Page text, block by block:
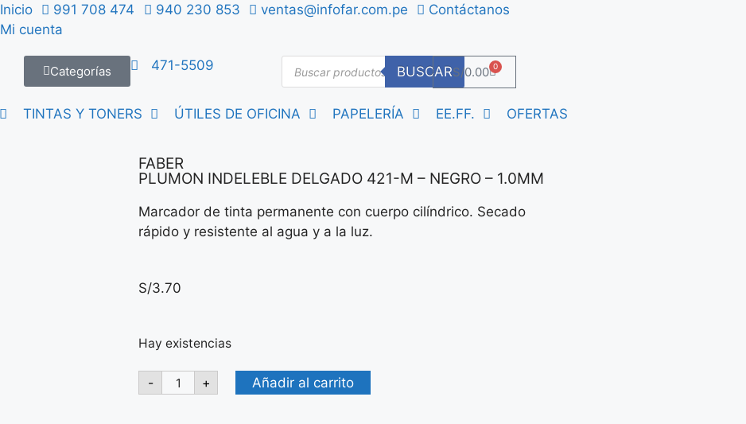
Inicio 991 708 474 940 230 853 ventas@infofar.com.pe
Contáctanos
Mi cuenta
Categorías 471-5509 BUSCARS/0.00 0
TINTAS Y TONERS ÚTILES DE OFICINA PAPELERÍA EE.FF. OFERTAS
FABER
PLUMON INDELEBLE DELGADO 421-M – NEGRO – 1.0MM
Marcador de tinta permanente con cuerpo cilíndrico. Secado
rápido y resistente al agua y a la luz.
S/3.70
Hay existencias
- + Añadir al carrito